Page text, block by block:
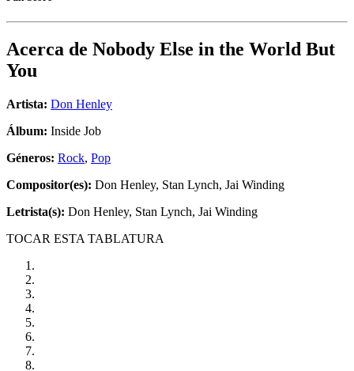
Acerca de Nobody Else in the World But
You
Artista: Don Henley
Álbum: Inside Job
Géneros: Rock, Pop
Compositor(es): Don Henley, Stan Lynch, Jai Winding
Letrista(s): Don Henley, Stan Lynch, Jai Winding
TOCAR ESTA TABLATURA